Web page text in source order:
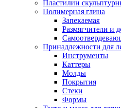
Пластилин
Полимерная глина
Запекаемая
Размягчители и
Принадлежности для
Инструменты
Каттеры
Молды
Покрытия
Стеки
Формы